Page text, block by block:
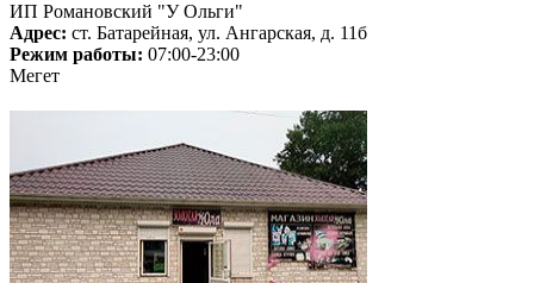
ИП Романовский "У Ольги"
Адрес: ст. Батарейная, ул. Ангарская, д. 11б
Режим работы: 07:00-23:00
Мегет